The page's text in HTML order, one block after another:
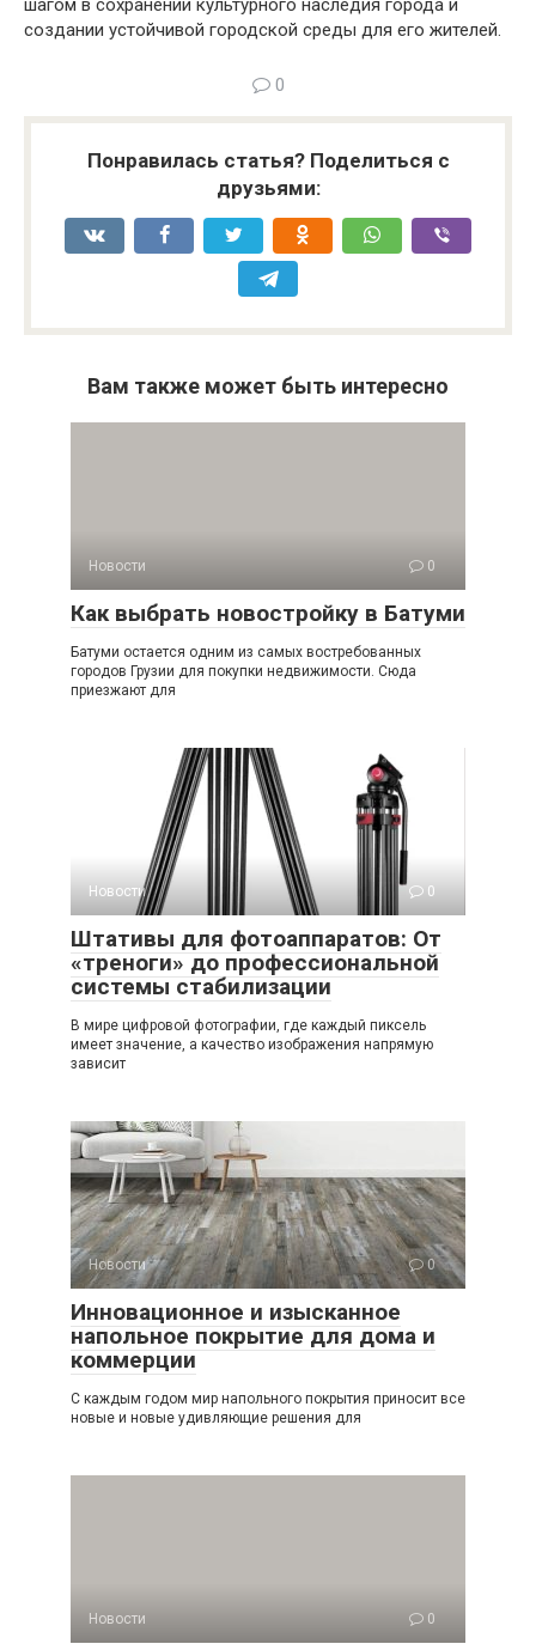
создании устойчивой городской среды для его жителей.
0
Понравилась статья? Поделиться с
друзьями:
Вам также может быть интересно
Новости 0
Как выбрать новостройку в Батуми
Батуми остается одним из самых востребованных
городов Грузии для покупки недвижимости. Сюда
приезжают для
Новости 0
Штативы для фотоаппаратов: От
«треноги» до профессиональной
системы стабилизации
В мире цифровой фотографии, где каждый пиксель
имеет значение, а качество изображения напрямую
зависит
Новости 0
Инновационное и изысканное
напольное покрытие для дома и
коммерции
С каждым годом мир напольного покрытия приносит все
новые и новые удивляющие решения для
Новости 0